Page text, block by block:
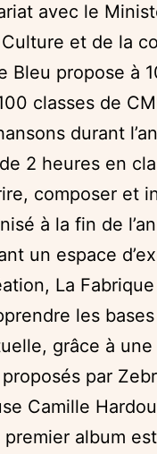
avec le
et de la
Bleu propose à
classes de
durant
2 heures en
composer et
à la fin de
un espace
La
les
grâce à
par
Camille
album